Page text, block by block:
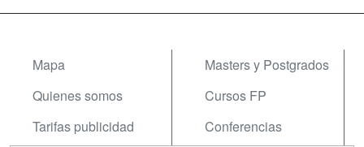
Mapa
Quienes somos
Tarifas publicidad
Masters y Postgrados
Cursos FP
Conferencias